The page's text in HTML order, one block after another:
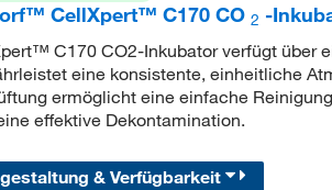
CellXpert™ C170 CO 2 -
C170 CO2-Inkubator verfügt über
eine konsistente, einheitliche
ermöglicht eine einfache
effektive Dekontamination.
& Verfügbarkeit